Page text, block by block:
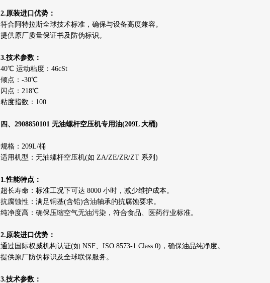
2.原装进口优势：
符合阿特拉斯全球技术标准，确保与设备高度兼容。
提供原厂质量保证书及防伪标识。
3.技术参数：
40℃ 运动粘度：46cSt
倾点：-30℃
闪点：218℃
粘度指数：100
四、2908850101 无油螺杆空压机专用油(209L 大桶)
规格：209L/桶
适用机型：无油螺杆空压机(如 ZA/ZE/ZR/ZT 系列)
1.性能特点：
超长寿命：标准工况下可达 8000 小时，减少维护成本。
抗腐蚀性：满足铜基(含铅)含油轴承的抗腐蚀要求。
纯净度高：确保压缩空气无油污染，符合食品、医药行业标准。
2.原装进口优势：
通过国际权威机构认证(如 NSF、ISO 8573-1 Class 0)，确保油品纯净度。
提供原厂防伪标识及全球联保服务。
3.技术参数：